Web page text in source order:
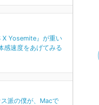
X Yosemite』が重い
感速度をあげてみる
ス派の僕が、Macで